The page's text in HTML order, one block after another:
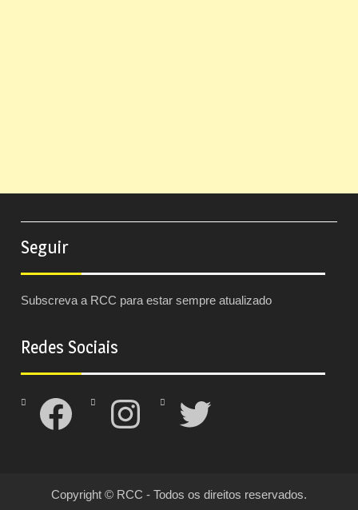
Seguir
Subscreva a RCC para estar sempre atualizado
Redes Sociais
Facebook Instagram Twitter
Copyright © RCC - Todos os direitos reservados.